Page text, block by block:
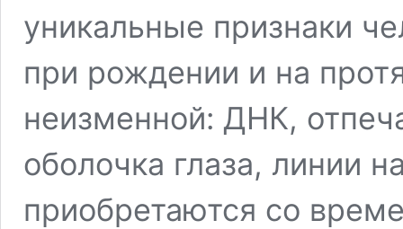
уникальные признаки
при рождении и на
неизменной: ДНК,
оболочка глаза, линии
приобретаются со